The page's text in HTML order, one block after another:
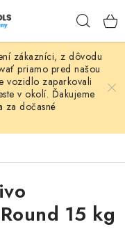
zákazníci, z dôvodu
priamo pred našou
vozidlo zaparkovali
v okolí. Ďakujeme
za dočasné
15 kg